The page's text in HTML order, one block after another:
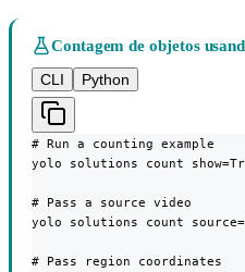
Contagem de objetos
CLI
Python
# Run a counting example
yolo solutions count
# Pass a source video
yolo solutions count
# Pass region coordinates